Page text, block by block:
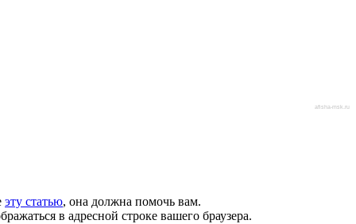
afisha-msk.ru
эту статью, она должна помочь вам.
в адресной строке вашего браузера.